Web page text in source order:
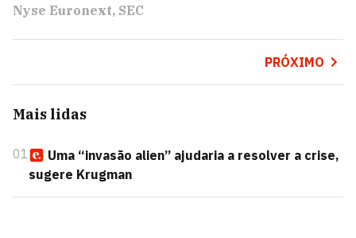
Nyse Euronext SEC
PRÓXIMO
Mais lidas
01
Uma “invasão alien” ajudaria a resolver a crise,
sugere Krugman